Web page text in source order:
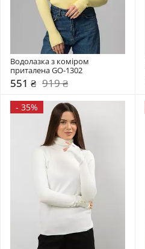
Водолазка з коміром
приталена GO-1302
551 ₴ 919 ₴
- 35%